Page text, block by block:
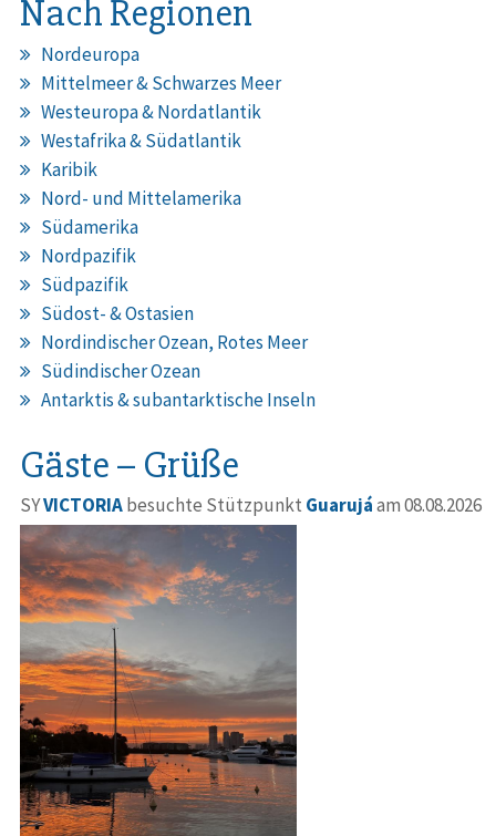
Nach Regionen
Nordeuropa
Mittelmeer & Schwarzes Meer
Westeuropa & Nordatlantik
Westafrika & Südatlantik
Karibik
Nord- und Mittelamerika
Südamerika
Nordpazifik
Südpazifik
Südost- & Ostasien
Nordindischer Ozean, Rotes Meer
Südindischer Ozean
Antarktis & subantarktische Inseln
Gäste – Grüße
SYVICTORIAbesuchte Stützpunkt Guarujáam 08.08.2026